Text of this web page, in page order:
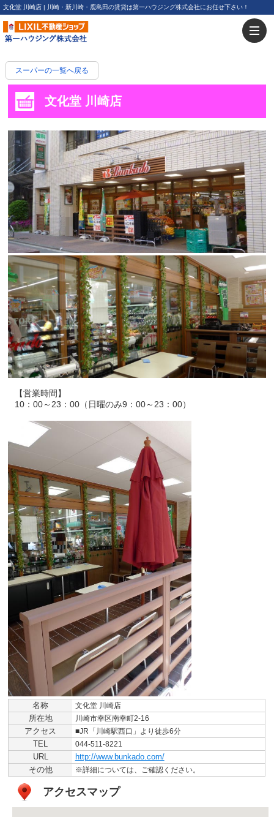
文化堂 川崎店 | 川崎・新川崎・鹿島田の賃貸は第一ハウジング株式会社にお任せ下さい！
スーパーの一覧へ戻る
文化堂 川崎店
【営業時間】
10：00～23：00（日曜のみ9：00～23：00）
名称 文化堂 川崎店
所在地 川崎市幸区南幸町2-16
アクセス ■JR「川崎駅西口」より徒歩6分
TEL 044-511-8221
URL
http://www.bunkado.com/
その他
※詳細については、ご確認ください。
アクセスマップ